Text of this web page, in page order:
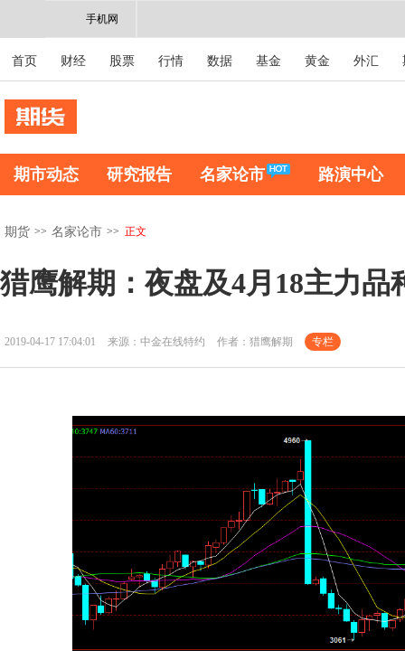
手机网
首页 财经 股票 行情 数据 基金 黄金 外汇
期市动态 研究报告 名家论市 路演中心
期货 >> 名家论市 >> 正文
猎鹰解期：夜盘及4月18主力品
2019-04-17 17:04:01 来源：中金在线特约 作者：猎鹰解期 专栏